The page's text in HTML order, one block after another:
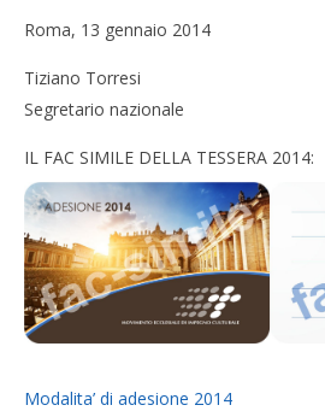
Roma, 13 gennaio 2014
Tiziano Torresi
Segretario nazionale
IL FAC SIMILE DELLA TESSERA 2014:
Modalita’ di adesione 2014